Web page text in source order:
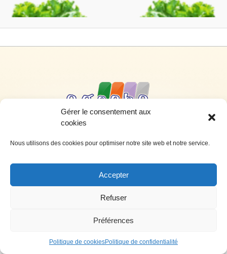
Gérer le consentement aux
cookies
Nous utilisons des cookies pour optimiser notre site web et notre service.
Accepter
Refuser
Préférences
Politique de cookiesPolitique de confidentialité
Téléphone: 04 67 44 99 00 Télécopie: 04 67 44 99 0